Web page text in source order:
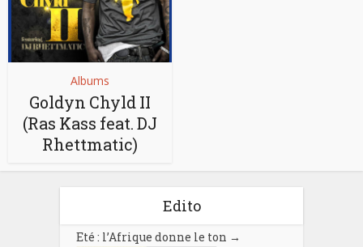
Albums
Goldyn Chyld II
(Ras Kass feat. DJ
Rhettmatic)
Edito
Eté : l’Afrique donne le ton →